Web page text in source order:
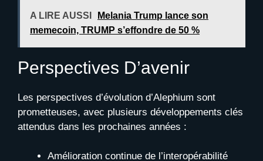
A LIRE AUSSI
Melania Trump lance son
memecoin, TRUMP s’effondre de 50 %
Perspectives D’avenir
Les perspectives d’évolution d’Alephium sont
prometteuses, avec plusieurs développements clés
attendus dans les prochaines années :
Amélioration continue de l’interopérabilité